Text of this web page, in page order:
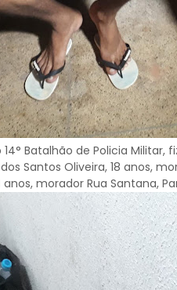
14° Batalhão de Policia
Santos Oliveira, 18 anos,
morador Rua Santana,